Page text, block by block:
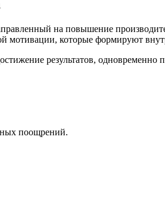
на повышение
которые формируют
результатов, одновременно
поощрений.